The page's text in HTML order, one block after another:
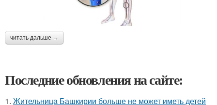
читать дальше →
Последние обновления на сайте:
1. Жительница Башкирии больше не может иметь детей